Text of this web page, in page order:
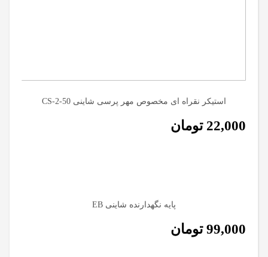
استیکر نقراه ای مخصوص مهر پرسی شاینی CS-2-50
22,000 تومان
پایه نگهدارنده شاینی EB
99,000 تومان